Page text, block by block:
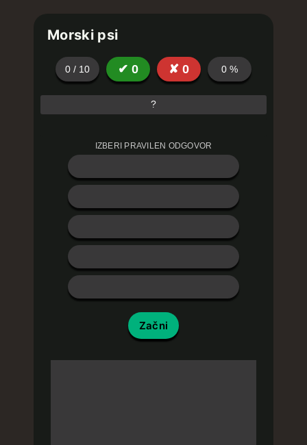
Morski psi
0 / 10 ✔ 0 ✘ 0 0 %
?
IZBERI PRAVILEN ODGOVOR
Začni